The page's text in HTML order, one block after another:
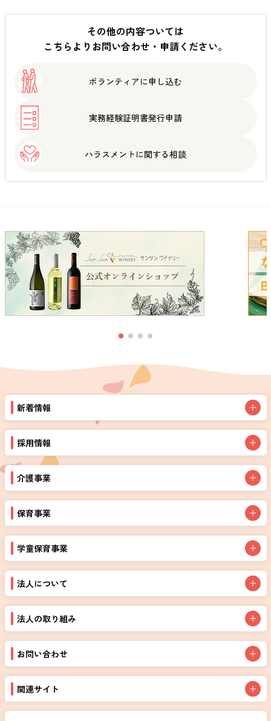
その他の内容ついては
こちらよりお問い合わせ・申請ください。
ボランティアに申し込む
実務経験証明書発行申請
ハラスメントに関する相談
新着情報
採用情報
介護事業
保育事業
学童保育事業
法人について
法人の取り組み
お問い合わせ
関連サイト